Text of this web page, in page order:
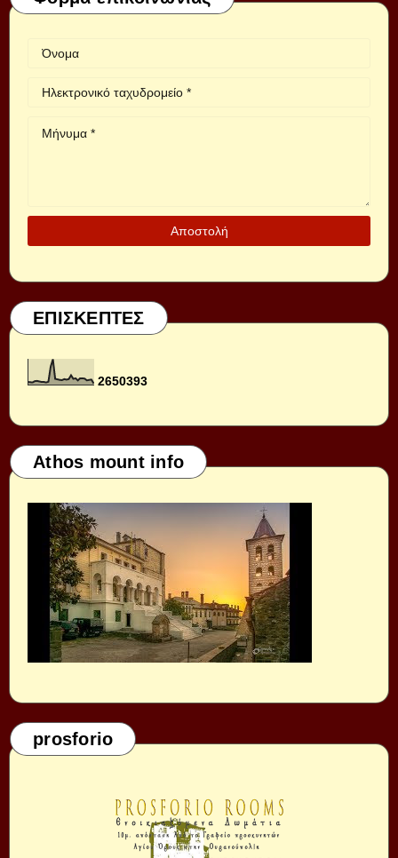
ΕΠΙΣΚΕΠΤΕΣ
2650393
Athos mount info
prosforio